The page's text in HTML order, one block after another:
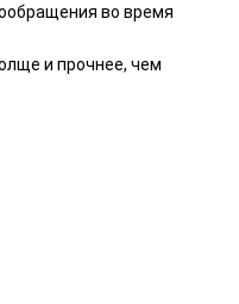
во время
и прочнее, чем